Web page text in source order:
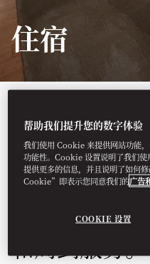
住宿
酒店设有157
房，将现代
妙融合，彰
心设计的独
纵览壮丽景
和周到服务。
帮助我们提升您的数字体验
我们使用 Cookie 来提供网站功能
功能性。Cookie 设置说明了我们
提供更多的信息，并且说明了如何
Cookie”即表示您同意我们的广告
COOKIE 设置